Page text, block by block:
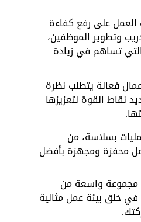
على رفع كفاءة
وتطوير الموظفين،
تساهم في زيادة
فعالة يتطلب نظرة
نقاط القوة لتعزيزها
بسلاسة، من
محفزة ومجهزة بأفضل
واسعة من
خلق بيئة عمل مثالية